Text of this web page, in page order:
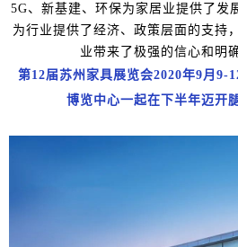
5G、新基建、环保为家居业提供了发
为行业提供了经济、政策层面的支持
业带来了极强的信心和明
第12届苏州家具展览会2020年9月9-
博览中心一起在下半年迈开